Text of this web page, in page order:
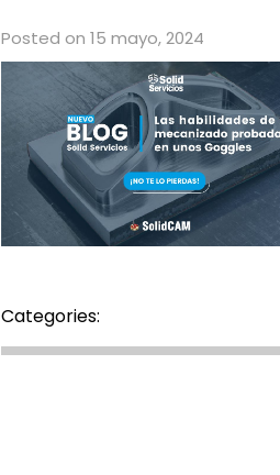
Posted on 15 mayo, 2024
Categories: